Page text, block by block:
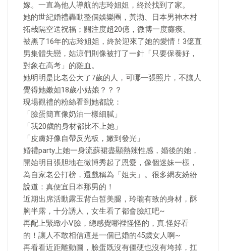
嫁。一直為他人導航的志玲姐姐，終於找到了家。
她的世紀婚禮轟動整個娛樂圈，黃渤、日本男神木村
拓哉隔空送祝福；關注度超20億，微博一度癱瘓。
被黑了16年的志玲姐姐，終於迎來了她的愛情！3億直
男集體失戀，姑涼們則像被打了一針「只要保養好，
對象在高考」的雞血。
她明明是比老公大了7歲的人，可哪一張照片，不讓人
覺得她嫩如18歲小姑娘？？？
現場觀禮的粉絲看到她都說：
「臉蛋簡直像奶油一樣細膩」
「我20歲的身材都比不上她」
「皮膚好像自帶反光板，嫩到發光」
婚禮party上她一身流蘇裙盡顯熱辣性感，婚後的她，
開始明目張胆地在微博秀起了恩愛，像個迷妹一樣，
為自家老公打榜，還戲稱為「姐夫」。很多網友紛紛
說道：真便宜日本那男的！
近期出席活動露玉背白皙美腿，玲瓏有致的身材，酥
胸半露，十分誘人，女生看了都會臉紅吧~
再配上緊緻小V臉，總感覺哪裡怪怪的，真.怪好看
的！讓人不敢相信這是一個已婚的45歲女人啊~
再看看近距離動圖，臉蛋既沒有僵硬也沒有垮掉，扛